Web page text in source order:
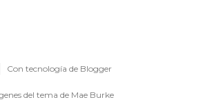
Con tecnología de Blogger
del tema de Mae Burke